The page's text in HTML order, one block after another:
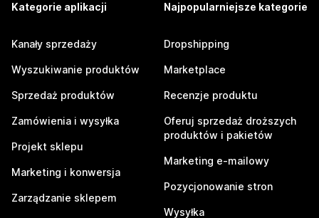
Kategorie aplikacji
Kanały sprzedaży
Wyszukiwanie produktów
Sprzedaż produktów
Zamówienia i wysyłka
Projekt sklepu
Marketing i konwersja
Zarządzanie sklepem
Najpopularniejsze kategorie
Dropshipping
Marketplace
Recenzje produktu
Oferuj sprzedaż droższych
produktów i pakietów
Marketing e-mailowy
Pozycjonowanie stron
Wysyłka